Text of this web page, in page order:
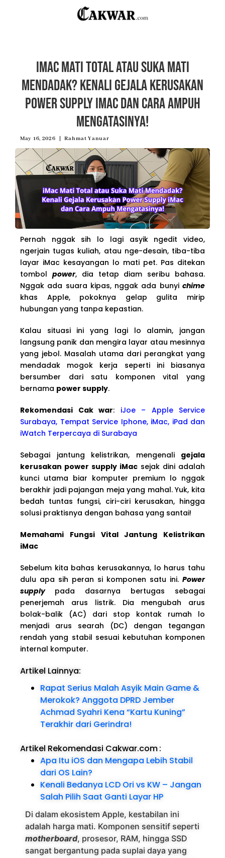
iMac Mati Total atau Suka Mati
Mendadak? Kenali Gejala Kerusakan
Power Supply iMac dan Cara Ampuh
Mengatasinya!
May 16, 2026 Rahmat Yanuar
Pernah nggak sih lo lagi asyik ngedit video,
ngerjain tugas kuliah, atau nge-desain, tiba-tiba
layar iMac kesayangan lo mati pet. Pas ditekan
tombol power, dia tetap diam seribu bahasa.
Nggak ada suara kipas, nggak ada bunyi chime
khas Apple, pokoknya gelap gulita mirip
hubungan yang tanpa kepastian.
Kalau situasi ini yang lagi lo alamin, jangan
langsung panik dan mengira layar atau mesinnya
yang jebol. Masalah utama dari perangkat yang
mendadak mogok kerja seperti ini biasanya
bersumber dari satu komponen vital yang
bernama power supply.
Rekomendasi Cak war: iJoe – Apple Service
Surabaya, Tempat Service Iphone, iMac, iPad dan
iWatch Terpercaya di Surabaya
Sebagai jantung kelistrikan, mengenali gejala
kerusakan power supply iMac sejak dini adalah
kunci utama biar komputer premium lo nggak
berakhir jadi pajangan meja yang mahal. Yuk, kita
bedah tuntas fungsi, ciri-ciri kerusakan, hingga
solusi praktisnya dengan bahasa yang santai!
Memahami Fungsi Vital Jantung Kelistrikan
iMac
Sebelum kita bahas kerusakannya, lo harus tahu
dulu apa sih peran si komponen satu ini. Power
supply pada dasarnya bertugas sebagai
penerjemah arus listrik. Dia mengubah arus
bolak-balik (AC) dari stop kontak rumah lo
menjadi arus searah (DC) dengan tegangan
rendah yang stabil sesuai kebutuhan komponen
internal komputer.
Artikel Lainnya:
Rapat Serius Malah Asyik Main Game &
Merokok? Anggota DPRD Jember
Achmad Syahri Kena “Kartu Kuning”
Terakhir dari Gerindra!
Artikel Rekomendasi Cakwar.com:
Apa Itu iOS dan Mengapa Lebih Stabil
dari OS Lain?
Kenali Bedanya LCD Ori vs KW – Jangan
Salah Pilih Saat Ganti Layar HP
Di dalam ekosistem Apple, kestabilan ini
adalah harga mati. Komponen sensitif seperti
motherboard, prosesor, RAM, hingga SSD
sangat bergantung pada suplai daya yang